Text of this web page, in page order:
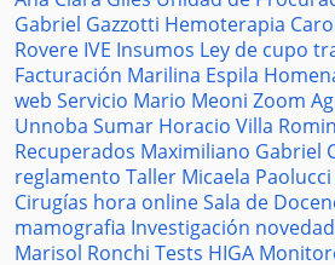
Gabriel Gazzotti Hemoterapia
Rovere IVE Insumos Ley de cupo
Facturación Marilina Espila
web Servicio Mario Meoni Zoom
Unnoba Sumar Horacio Villa
Recuperados Maximiliano Gabriel
reglamento Taller Micaela Paolucci
Cirugías hora onlineSala de
mamografia Investigación
Marisol Ronchi Tests HIGA